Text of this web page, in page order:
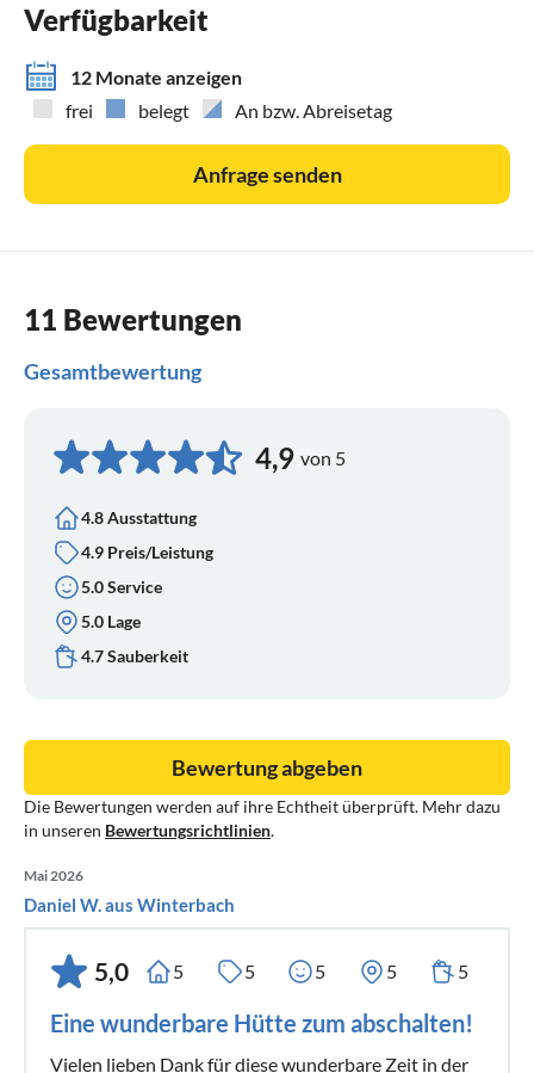
Bitte trennen Sie den Müll Umweltgerecht und entsorgen
sie den Müll beim Hof in die vorgesehenen Tonnen .Nicht
getrennten Müll müssen sie mitnehmen.
Altglas bitte selbst entsorgen.
Wichtig!
Bitte verpacken sie ihre Lebensmittel sicher vor Mäusen ,ab
Bitte auch alle Lebensmittel wieder mitnehmen!
Verfügbarkeit
12 Monate anzeigen
frei
belegt An bzw. Abreisetag
Anfrage senden
11 Bewertungen
Gesamtbewertung
4,9 von 5
4.8 Ausstattung
4.9 Preis/Leistung
5.0 Service
5.0 Lage
4.7 Sauberkeit
Die Bewertungen werden auf ihre Echtheit überprüft. Mehr dazu
in unseren Bewertungsrichtlinien.
Bewertung abgeben
Mai 2026
Daniel W. aus Winterbach
5,0 5 5 5 5 5
Eine wunderbare Hütte zum abschalten!
Vielen lieben Dank für diese wunderbare Zeit in der